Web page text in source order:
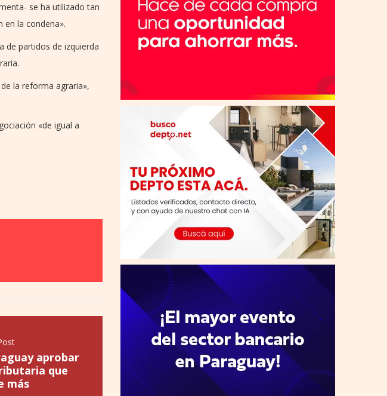
se ha utilizado tan
la condena».
de partidos de izquierda
la reforma agraria»,
«de igual a
aprobar
que
más